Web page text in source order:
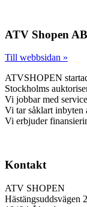
ATV Shopen AB
Till webbsidan »
ATVSHOPEN
Stockholms
Vi jobbar med
Vi tar såklart inbyten
Vi erbjuder
Kontakt
ATV SHOPEN
Hästängsuddsvägen 2